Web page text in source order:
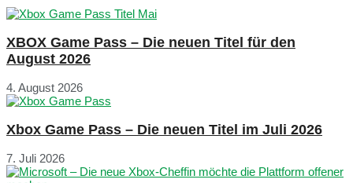
XBOX Game Pass – Die neuen Titel für den
August 2026
4. August 2026
Xbox Game Pass – Die neuen Titel im Juli 2026
7. Juli 2026